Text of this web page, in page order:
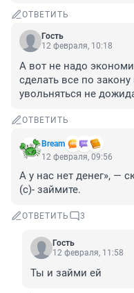
ОТВЕТИТЬ
Гость
12 февраля, 10:18
А вот не надо
сделать все по
увольняться не
ОТВЕТИТЬ
Bream
12 февраля, 09:56
А у нас нет денег», —
(с)- займите.
ОТВЕТИТЬ 3
Гость
12 февраля, 11:58
Ты и займи ей